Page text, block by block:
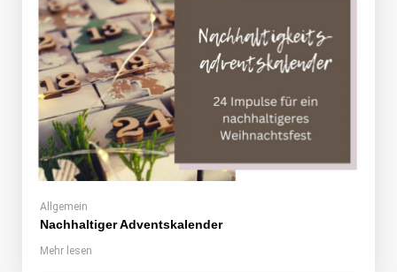
Allgemein
Nachhaltiger Adventskalender
Mehr lesen